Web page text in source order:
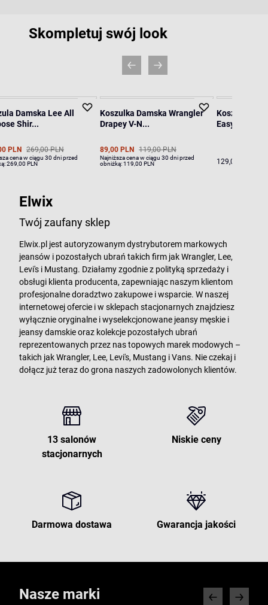
Skompletuj swój look
Damska Lee All
Shir...
PLN 269,00 PLN
cena w ciągu 30 dni przed
269,00 PLN
Koszulka Damska Wrangler
Drapey V-N...
89,00 PLN 119,00 PLN
Najniższa cena w ciągu 30 dni przed
obniżką:119,00 PLN
Koszulka
Easy V Nec...
129,00 PLN
Elwix
Twój zaufany sklep
Elwix.pl jest autoryzowanym dystrybutorem markowych
jeansów i pozostałych ubrań takich firm jak Wrangler, Lee,
Levi's i Mustang. Działamy zgodnie z polityką sprzedaży i
obsługi klienta producenta, zapewniając naszym klientom
profesjonalne doradztwo zakupowe i wsparcie. W naszej
internetowej ofercie i w sklepach stacjonarnych znajdziesz
wyłącznie oryginalne i wyselekcjonowane jeansy męskie i
jeansy damskie oraz kolekcje pozostałych ubrań
reprezentowanych przez nas topowych marek modowych –
takich jak Wrangler, Lee, Levi's, Mustang i Vans. Nie czekaj i
dołącz już teraz do grona naszych zadowolonych klientów.
13 salonów
stacjonarnych
Niskie ceny
Darmowa dostawa Gwarancja jakości
Nasze marki